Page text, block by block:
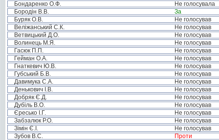
Бондаренко О.Ф.
Не голосувала
Бородін В.В.
За
Буряк О.В.
Не голосував
Веліжанський С.К.
Не голосував
Ветвицький Д.О.
Не голосував
Волинець М.Я.
Не голосував
Гасюк П.П.
Не голосував
Гейман О.А.
Не голосував
Гнаткевич Ю.В.
Не голосував
Губський Б.В.
Не голосував
Давимука С.А.
Не голосував
Денькович І.В.
Не голосував
Добряк Є.Д.
Не голосував
Дубіль В.О.
Не голосував
Єресько І.Г.
Не голосував
Забзалюк Р.О.
Не голосував
Зімін Є.І.
Не голосував
Зубов В.С.
Проти